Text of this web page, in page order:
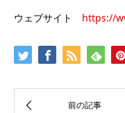
ウェブサイト https://